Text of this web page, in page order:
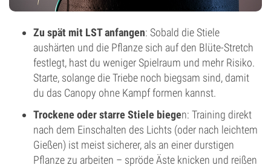
Zu spät mit LST anfangen: Sobald die Stiele
aushärten und die Pflanze sich auf den Blüte-Stretch
festlegt, hast du weniger Spielraum und mehr Risiko.
Starte, solange die Triebe noch biegsam sind, damit
du das Canopy ohne Kampf formen kannst.
Trockene oder starre Stiele biegen: Training direkt
nach dem Einschalten des Lichts (oder nach leichtem
Gießen) ist meist sicherer, als an einer durstigen
Pflanze zu arbeiten – spröde Äste knicken und reißen